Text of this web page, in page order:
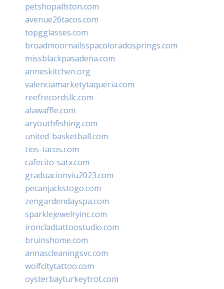
petshopallston.com
avenue26tacos.com
topgglasses.com
broadmoornailsspacoloradosprings.com
missblackpasadena.com
anneskitchen.org
valenciamarketytaqueria.com
reefrecordsllc.com
alawaffle.com
aryouthfishing.com
united-basketball.com
tios-tacos.com
cafecito-satx.com
graduacionviu2023.com
pecanjackstogo.com
zengardendayspa.com
sparklejewelryinc.com
ironcladtattoostudio.com
bruinshome.com
annascleaningsvc.com
wolfcitytattoo.com
oysterbayturkeytrot.com